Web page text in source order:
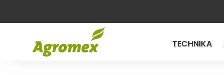
TECHNIKA